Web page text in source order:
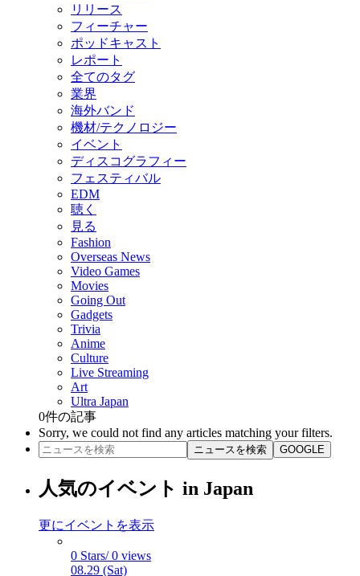
リリース
フィーチャー
ポッドキャスト
レポート
全てのタグ
業界
海外バンド
機材/テクノロジー
イベント
ディスコグラフィー
フェスティバル
EDM
聴く
見る
Fashion
Overseas News
Video Games
Movies
Going Out
Gadgets
Trivia
Anime
Culture
Live Streaming
Art
Ultra Japan
0件の記事
Sorry, we could not find any articles matching your filters.
ニュースを検索 GOOGLE
人気のイベント in Japan
更にイベントを表示
0 Stars/ 0 views
08.29 (Sat)